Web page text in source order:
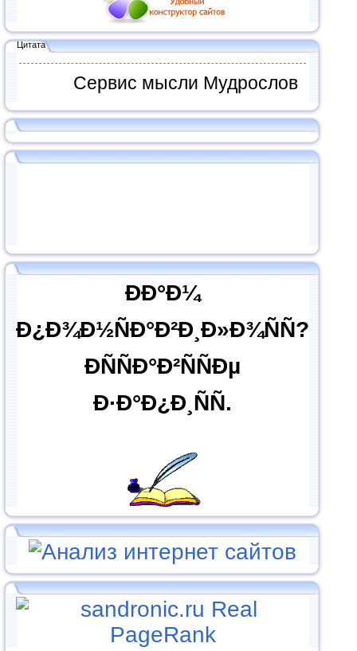
Цитата
Сервис мысли Мудрослов
ÐÐ°Ð¼
Ð¿Ð¾Ð½ÑÐ°Ð²Ð¸Ð»Ð¾ÑÑ?
ÐÑÑÐ°Ð²ÑÑÐµ
Ð·Ð°Ð¿Ð¸ÑÑ.